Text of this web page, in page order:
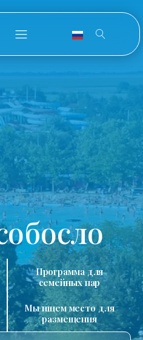
Программа для
семейных пар
Мы ищем место для
размещения